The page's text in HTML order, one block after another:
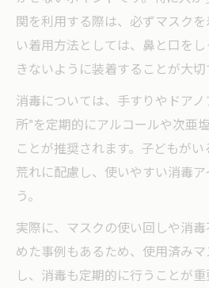
関を利用する際は、必ずマスク
い着用方法としては、鼻と口を
きないように装着することが大切
消毒については、手すりやドア
所”を定期的にアルコールや次亜
ことが推奨されます。子どもが
荒れに配慮し、使いやすい消毒
う。
実際に、マスクの使い回しや消
めた事例もあるため、使用済み
し、消毒も定期的に行うことが